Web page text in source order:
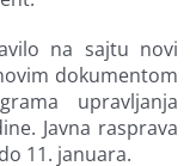
na sajtu novi
dokumentom
upravljanja
Javna rasprava
11. januara.